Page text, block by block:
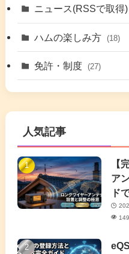
(17)
(6)
(42)
(5)
(1)
(41)
(7) (7)
(16)
(20)
(63)
(7)
(5)
(4)
ニュース(RSSで取得)
ハムの楽しみ方 (18)
免許・制度 (27)
(5)
(4)
(1)
人気記事
【
ア
ド